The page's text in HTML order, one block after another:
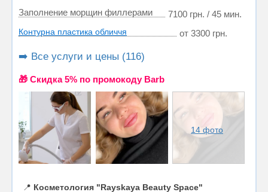
Заполнение морщин филлерами 7100 грн. / 45 мин.
Контурна пластика обличчя от 3300 грн.
➡️ Все услуги и цены (116)
🎁 Cкидка 5% по промокоду Barb
14 фото
📍 Косметология "Rayskaya Beauty Space"